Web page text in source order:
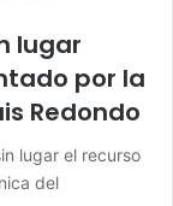
lugar
por la
Redondo
lugar el recurso
del